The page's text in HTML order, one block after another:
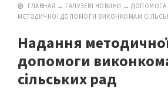
ГЛАВНАЯ → ГАЛУЗЕВІ НОВИНИ → ДОПОМОГА
МЕТОДИЧНОЇ ДОПОМОГИ ВИКОНКОМАМ
Надання
допомоги
сільських рад